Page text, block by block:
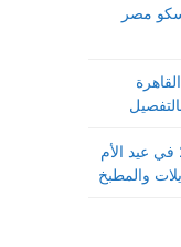
مصر
تخفيضات كارفور مارس 2026 في عيد الأم
والمطبخ